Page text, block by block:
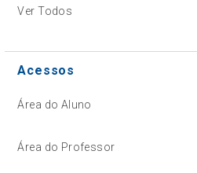
Ver Todos
Acessos
Área do Aluno
Área do Professor